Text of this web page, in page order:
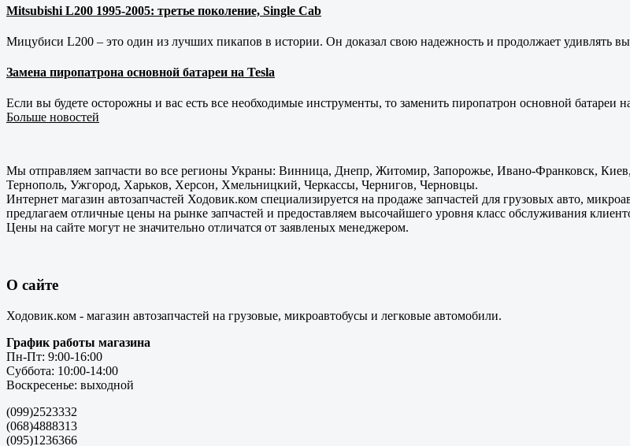
Mitsubishi L200 1995-2005: третье поколение, Single Cab
Мицубиси L200 – это один из лучших пикапов в истории. Он доказал свою надежность и продолжает удивлять
Замена пиропатрона основной батареи на Tesla
Если вы будете осторожны и вас есть все необходимые инструменты, то заменить пиропатрон основной батареи
Больше новостей
Мы отправляем запчасти во все регионы Украны: Винница, Днепр, Житомир, Запорожье, Ивано-Франковск,
Тернополь, Ужгород, Харьков, Херсон, Хмельницкий, Черкассы, Чернигов, Черновцы.
Интернет магазин автозапчастей Ходовик.ком специализируется на продаже запчастей для грузовых авто,
предлагаем отличные цены на рынке запчастей и предоставляем высочайшего уровня класс обслуживания
Цены на сайте могут не значительно отличатся от заявленых менеджером.
О сайте
Ходовик.ком - магазин автозапчастей на грузовые, микроавтобусы и легковые автомобили.
График работы магазина
Пн-Пт: 9:00-16:00
Суббота: 10:00-14:00
Воскресенье: выходной
(099)2523332
(068)4888313
(095)1236366